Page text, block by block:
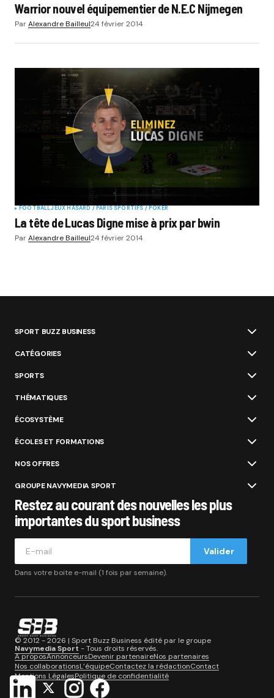
Warrior nouvel équipementier de N.E.C Nijmegen
ParAlexandre Bailleul24 février 2014
FOOTBALLJEUX HASARD / PARIS SPORTIFS / POKER
La tête de Lucas Digne mise à prix par bwin
ParAlexandre Bailleul24 février 2014
SPORT BUZZ BUSINESS
CATÉGORIES
SPORTS
THÉMATIQUES
ÉCOSYSTÈME
ÉCOLES ET FORMATIONS
NOS OFFRES
GROUPE NAVYMEDIA SPORT
Restez au courant des nouvelles les plus
importantes du sport business
Valider
Dans votre boite e-mail (1 fois par semaine).
© 2012 - 2026 | Sport Buzz Business édité par le groupe
Navymedia Sport - Tous droits réservés.
A proposAnnonceursDevenir partenaireNos partenaires
Nos collaborationsL’équipeContactez la rédactionContact
Mentions LégalesPolitique de confidentialité